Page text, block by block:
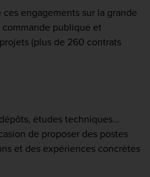
engagements sur la grande
publique et
(plus de 260 contrats
études techniques…
de proposer des postes
et des expériences concrètes